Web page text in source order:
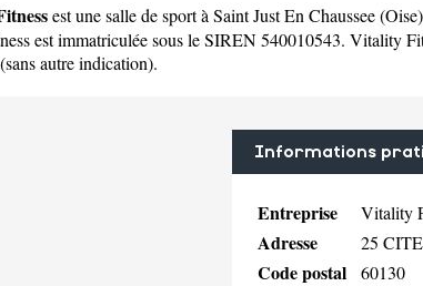
est unesalle de sport à Saint Just En Chaussee(Oise
est immatriculée sous le SIREN 540010543. Vitality
autre indication).
Informations
Entreprise Vitality
Adresse 25
Code postal 60130